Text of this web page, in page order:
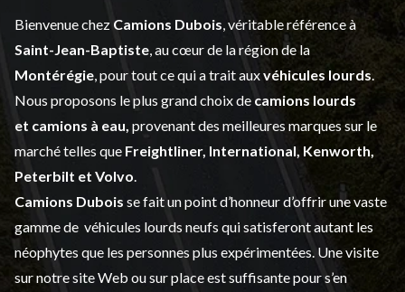
Bienvenue chez Camions Dubois , véritable référence à
Saint-Jean-Baptiste , au cœur de la région de la
Montérégie , pour tout ce qui a trait auxvéhicules lourds
Nous proposons le plus grand choix de camions lourds
et camions à eau, provenant des meilleures marques sur le
marché telles que Freightliner, International, Kenworth,
Peterbilt et Volvo
Camions Dubois se fait un point d’honneur d’offrir une vaste
gamme de véhicules lourds neufs qui satisferont autant les
néophytes que les personnes plus expérimentées. Une visite
sur notre site Web ou sur place est suffisante pour s’en